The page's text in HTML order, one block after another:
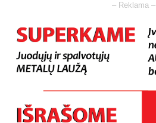
– Reklama –